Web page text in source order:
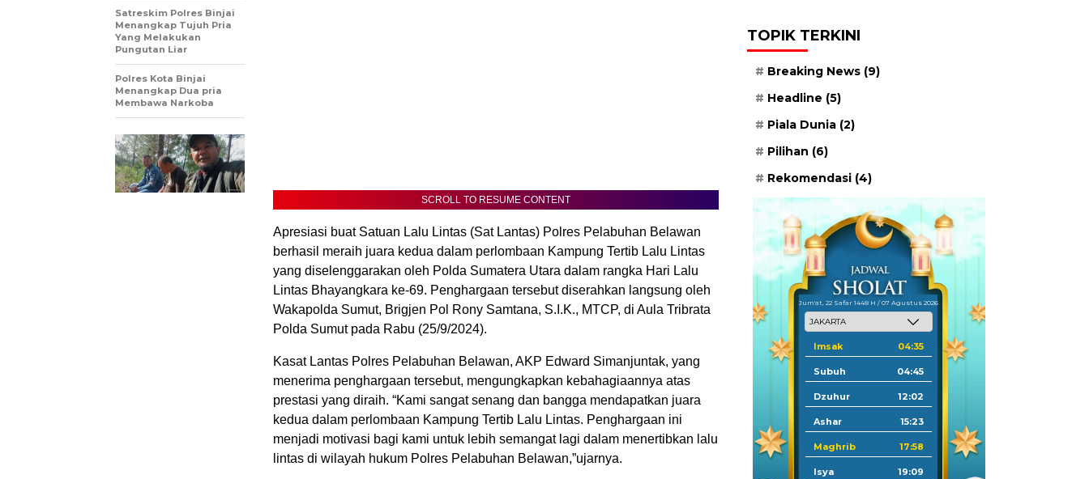
SCROLL TO RESUME CONTENT
Apresiasi buat Satuan Lalu Lintas (Sat Lantas) Polres Pelabuhan Belawan
berhasil meraih juara kedua dalam perlombaan Kampung Tertib Lalu Lintas
yang diselenggarakan oleh Polda Sumatera Utara dalam rangka Hari Lalu
Lintas Bhayangkara ke-69. Penghargaan tersebut diserahkan langsung oleh
Wakapolda Sumut, Brigjen Pol Rony Samtana, S.I.K., MTCP, di Aula Tribrata
Polda Sumut pada Rabu (25/9/2024).
Kasat Lantas Polres Pelabuhan Belawan, AKP Edward Simanjuntak, yang
menerima penghargaan tersebut, mengungkapkan kebahagiaannya atas
prestasi yang diraih. “Kami sangat senang dan bangga mendapatkan juara
kedua dalam perlombaan Kampung Tertib Lalu Lintas. Penghargaan ini
menjadi motivasi bagi kami untuk lebih semangat lagi dalam menertibkan lalu
lintas di wilayah hukum Polres Pelabuhan Belawan,”ujarnya.
Satreskim Polres Binjai
Menangkap Tujuh Pria
Yang Melakukan
Pungutan Liar
Polres Kota Binjai
Menangkap Dua pria
Membawa Narkoba
TOPIK TERKINI
Breaking News (9)
Headline (5)
Piala Dunia (2)
Pilihan (6)
Rekomendasi (4)
Jum'at, 22 Safar 1448 H / 07 Agustus 2026
Imsak 04:35
Subuh 04:45
Dzuhur 12:02
Ashar 15:23
Maghrib 17:58
Isya 19:09